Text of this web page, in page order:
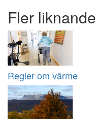
Fler
Regler om värme